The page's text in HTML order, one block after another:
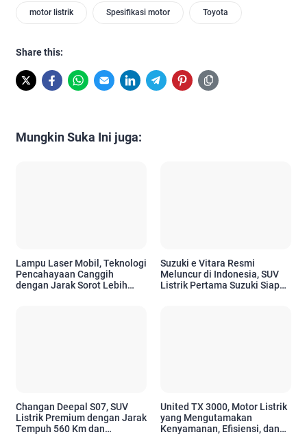
motor listrik Spesifikasi motor Toyota
Share this:
Mungkin Suka Ini juga:
Lampu Laser Mobil, Teknologi
Pencahayaan Canggih
dengan Jarak Sorot Lebih
Suzuki e Vitara Resmi
Meluncur di Indonesia, SUV
Listrik Pertama Suzuki Siap
Changan Deepal S07, SUV
Listrik Premium dengan Jarak
Tempuh 560 Km dan
United TX 3000, Motor Listrik
yang Mengutamakan
Kenyamanan, Efisiensi, dan